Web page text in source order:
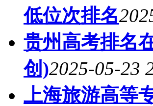
低位次排名
贵州高考排名
创)2025-05-23
上海旅游高等